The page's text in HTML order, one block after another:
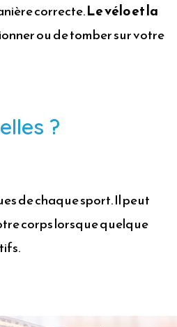
correcte.Le vélo et la
ou de tomber sur votre
?
de chaque sport. Il peut
corps lorsque quelque